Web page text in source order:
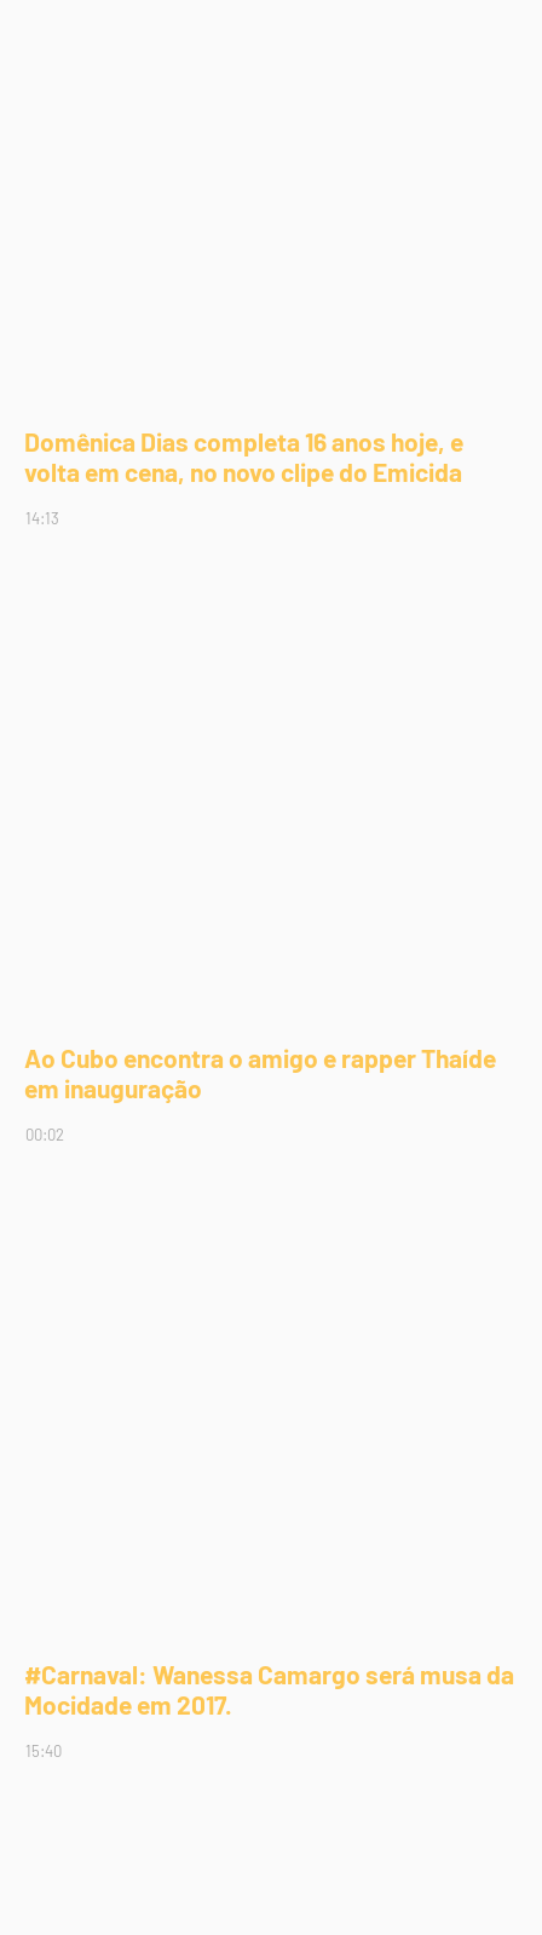
Domênica Dias completa 16 anos hoje, e
volta em cena, no novo clipe do Emicida
14:13
Ao Cubo encontra o amigo e rapper Thaíde
em inauguração
00:02
#Carnaval: Wanessa Camargo será musa da
Mocidade em 2017.
15:40